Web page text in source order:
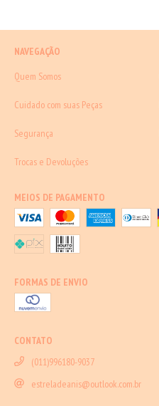
NAVEGAÇÃO
Quem Somos
Cuidado com suas Peças
Segurança
Trocas e Devoluções
MEIOS DE PAGAMENTO
FORMAS DE ENVIO
CONTATO
(011)996180-9037
estreladeanis@outlook.com.br